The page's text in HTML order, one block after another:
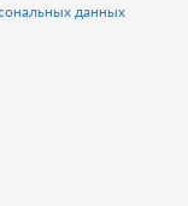
данных